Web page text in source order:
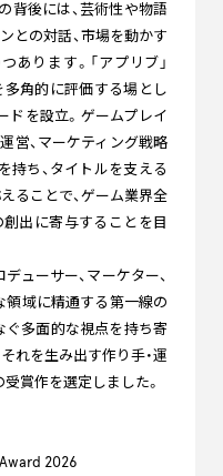
背後には、芸術性や物語
との対話、市場を動かす
あります。「アプリブ」
多角的に評価する場とし
ドを設立。ゲームプレイ
営、マーケティング戦略
持ち、タイトルを支える
えることで、ゲーム業界全
出に寄与することを目
ューサー、マーケター、
領域に精通する第一線の
ぐ多面的な視点を持ち寄
それを生み出す作り手・運
賞作を選定しました。
2026